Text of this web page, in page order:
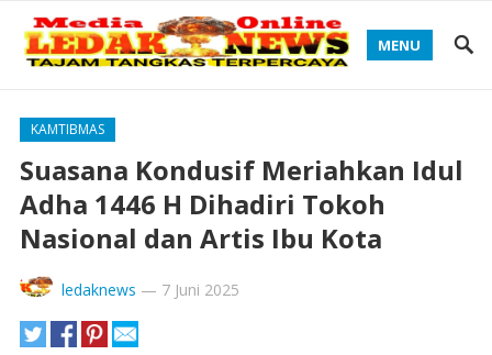
MENU
KAMTIBMAS
Suasana Kondusif Meriahkan Idul
Adha 1446 H Dihadiri Tokoh
Nasional dan Artis Ibu Kota
ledaknews — 7 Juni 2025